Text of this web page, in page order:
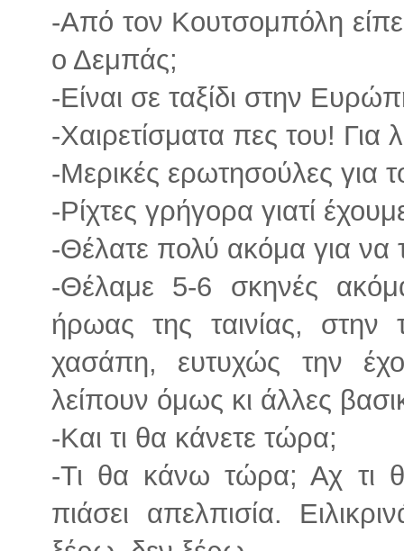
-Από τον Κουτσομπόλη
ο Δεμπάς;
-Είναι σε ταξίδι στην
-Χαιρετίσματα πες του! Για
-Μερικές ερωτησούλες για
-Ρίχτες γρήγορα γιατί
-Θέλατε πολύ ακόμα για να
-Θέλαμε 5-6 σκηνές
ήρωας της ταινίας, στην
χασάπη, ευτυχώς την
λείπουν όμως κι άλλες
-Και τι θα κάνετε τώρα;
-Τι θα κάνω τώρα; Αχ τι
πιάσει απελπισία.